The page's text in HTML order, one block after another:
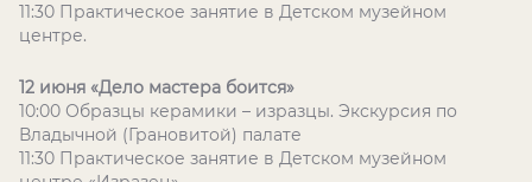
11:30 Практическое занятие в Детском музейном
центре.
12 июня «Дело мастера боится»
10:00 Образцы керамики – изразцы. Экскурсия по
Владычной (Грановитой) палате
11:30 Практическое занятие в Детском музейном